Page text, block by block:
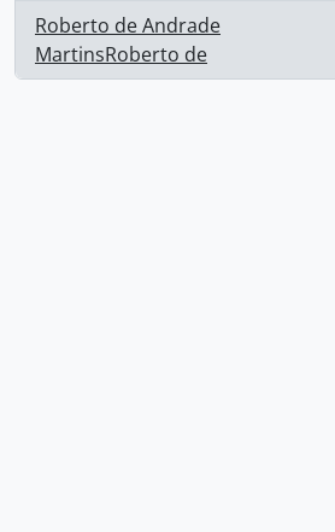
Roberto de Andrade
MartinsRoberto de
, 1 resultados